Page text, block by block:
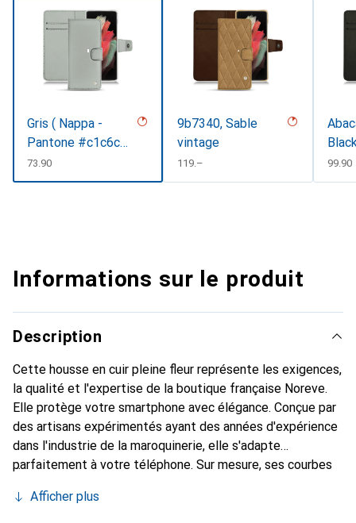
Gris ( Nappa -
Pantone #c1c6c8
)
CHF
73.90
9b7340, Sable
vintage
CHF
119.– CHF
99.90
Informations sur le produit
Description
Cette housse en cuir pleine fleur représente les exigences,
la qualité et l'expertise de la boutique française Noreve.
Elle protège votre smartphone avec élégance. Conçue par
des artisans expérimentés ayant des années d'expérience
dans l'industrie de la maroquinerie, elle s'adapte
parfaitement à votre téléphone. Sur mesure, ses courbes
devient un accessoire chic et indispensable pour votre
Afficher plus